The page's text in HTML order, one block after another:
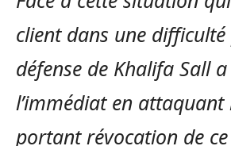
client dans une
défense de Khalifa Sall
l’immédiat en attaquant
portant révocation de